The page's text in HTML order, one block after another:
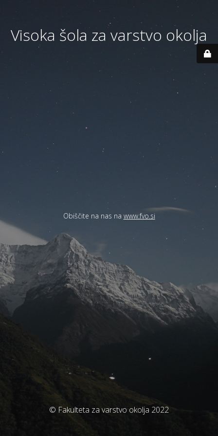
Visoka šola za varstvo okolja
Obiščite na nas na www.fvo.si
© Fakulteta za varstvo okolja 2022